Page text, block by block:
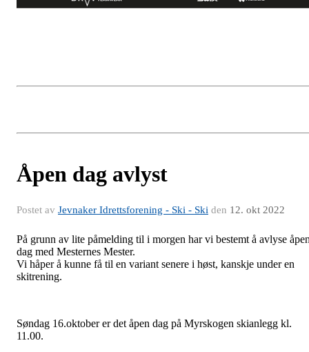
Åpen dag avlyst
Postet av Jevnaker Idrettsforening - Ski - Ski den 12. okt 2022
På grunn av lite påmelding til i morgen har vi bestemt å avlyse
dag med Mesternes Mester.
Vi håper å kunne få til en variant senere i høst, kanskje under en
skitrening.
Søndag 16.oktober er det åpen dag på Myrskogen skianlegg kl.
11.00.